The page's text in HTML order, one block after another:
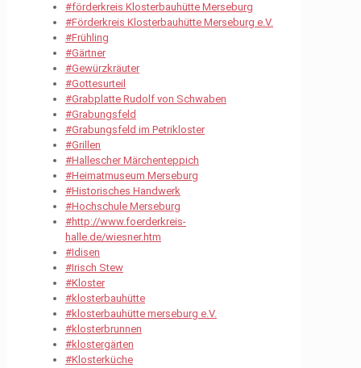
#förderkreis Klosterbauhütte Merseburg
#Förderkreis Klosterbauhütte Merseburg e.V.
#Frühling
#Gärtner
#Gewürzkräuter
#Gottesurteil
#Grabplatte Rudolf von Schwaben
#Grabungsfeld
#Grabungsfeld im Petrikloster
#Grillen
#Hallescher Märchenteppich
#Heimatmuseum Merseburg
#Historisches Handwerk
#Hochschule Merseburg
#http://www.foerderkreis-
halle.de/wiesner.htm
#Idisen
#Irisch Stew
#Kloster
#klosterbauhütte
#klosterbauhütte merseburg e.V.
#klosterbrunnen
#klostergärten
#Klosterküche